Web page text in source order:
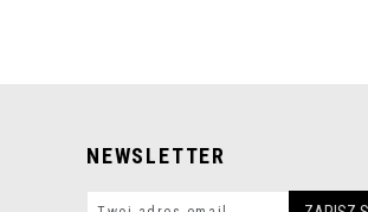
NEWSLETTER